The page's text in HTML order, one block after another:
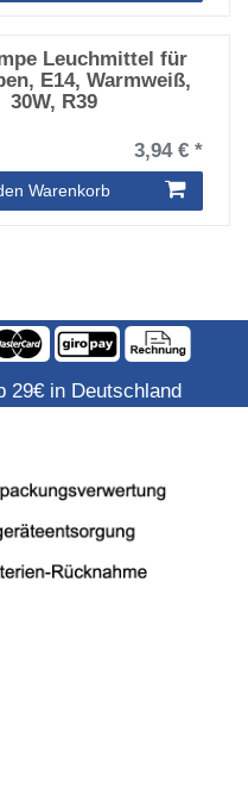
Leuchmittel für
E14, Warmweiß,
30W, R39
3,94 € *
Warenkorb
in Deutschland